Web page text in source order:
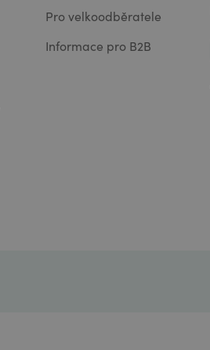
Pro velkoodběratele
Informace pro B2B